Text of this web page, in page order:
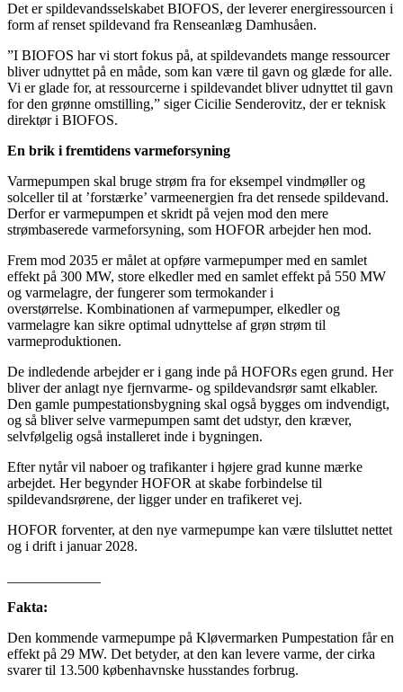
Det er spildevandsselskabet BIOFOS, der leverer energiressourcen i
form af renset spildevand fra Renseanlæg Damhusåen.
”I BIOFOS har vi stort fokus på, at spildevandets mange ressourcer
bliver udnyttet på en måde, som kan være til gavn og glæde for alle.
Vi er glade for, at ressourcerne i spildevandet bliver udnyttet til gavn
for den grønne omstilling,” siger Cicilie Senderovitz, der er teknisk
direktør i BIOFOS.
En brik i fremtidens varmeforsyning
Varmepumpen skal bruge strøm fra for eksempel vindmøller og
solceller til at ’forstærke’ varmeenergien fra det rensede spildevand.
Derfor er varmepumpen et skridt på vejen mod den mere
strømbaserede varmeforsyning, som HOFOR arbejder hen mod.
Frem mod 2035 er målet at opføre varmepumper med en samlet
effekt på 300 MW, store elkedler med en samlet effekt på 550 MW
og varmelagre, der fungerer som termokander i
overstørrelse. Kombinationen af varmepumper, elkedler og
varmelagre kan sikre optimal udnyttelse af grøn strøm til
varmeproduktionen.
De indledende arbejder er i gang inde på HOFORs egen grund. Her
bliver der anlagt nye fjernvarme- og spildevandsrør samt elkabler.
Den gamle pumpestationsbygning skal også bygges om indvendigt,
og så bliver selve varmepumpen samt det udstyr, den kræver,
selvfølgelig også installeret inde i bygningen.
Efter nytår vil naboer og trafikanter i højere grad kunne mærke
arbejdet. Her begynder HOFOR at skabe forbindelse til
spildevandsrørene, der ligger under en trafikeret vej.
HOFOR forventer, at den nye varmepumpe kan være tilsluttet nettet
og i drift i januar 2028.
Fakta:
Den kommende varmepumpe på Kløvermarken Pumpestation får en
effekt på 29 MW. Det betyder, at den kan levere varme, der cirka
svarer til 13.500 københavnske husstandes forbrug.